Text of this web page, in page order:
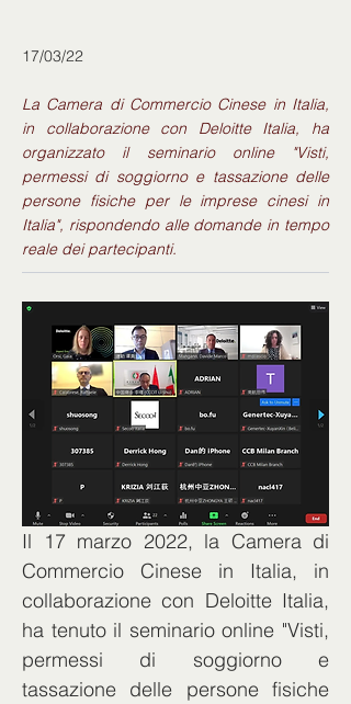
17/03/22
La Camera di Commercio Cinese in Italia,
in collaborazione con Deloitte Italia, ha
organizzato il seminario online "Visti,
permessi di soggiorno e tassazione delle
persone fisiche per le imprese cinesi in
Italia", rispondendo alle domande in tempo
reale dei partecipanti.
Il 17 marzo 2022, la Camera di
Commercio Cinese in Italia, in
collaborazione con Deloitte Italia,
ha tenuto il seminario online "Visti,
permessi di soggiorno e
tassazione delle persone fisiche